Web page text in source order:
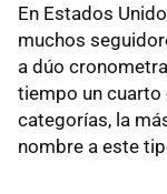
En Estados
muchos
a dúo
tiempo un cuarto
categorías, la
nombre a este